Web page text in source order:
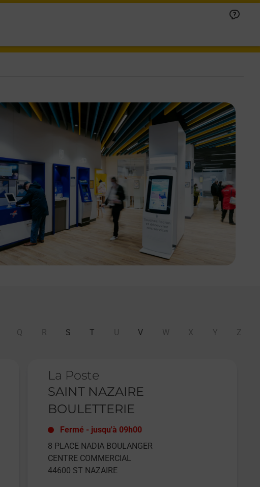
Q R S T U V W X Y Z
La Poste
SAINT NAZAIRE
BOULETTERIE
Fermé - jusqu'à 09h00
8 PLACE NADIA BOULANGER
CENTRE COMMERCIAL
44600 ST NAZAIRE